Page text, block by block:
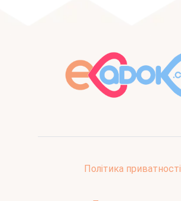
Політика приватності